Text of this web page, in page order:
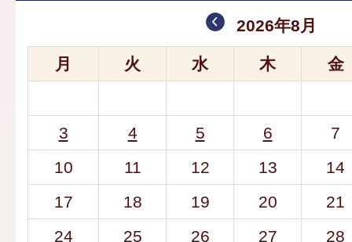
2026年8月
月 火 水 木 金
3 4 5 6
7
10
11 12 13
14
17
18 19 20
21
24
25 26 27
28